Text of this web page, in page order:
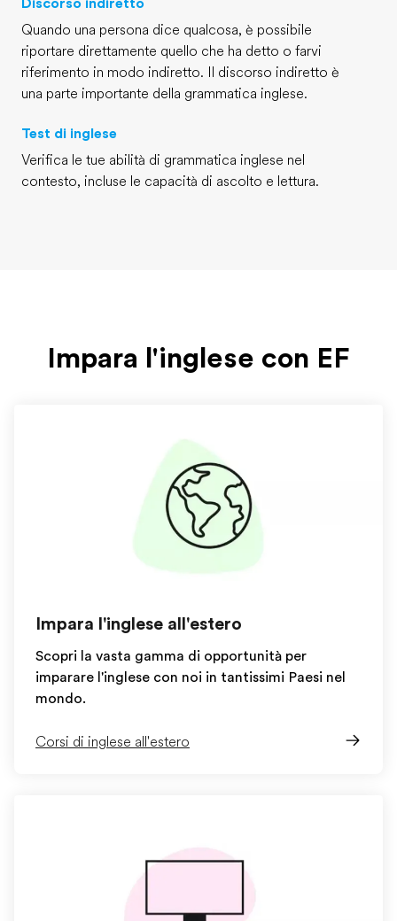
Discorso indiretto
Quando una persona dice qualcosa, è possibile
riportare direttamente quello che ha detto o farvi
riferimento in modo indiretto. Il discorso indiretto è
una parte importante della grammatica inglese.
Test di inglese
Verifica le tue abilità di grammatica inglese nel
contesto, incluse le capacità di ascolto e lettura.
Impara l'inglese con EF
Impara l'inglese all'estero
Scopri la vasta gamma di opportunità per
imparare l'inglese con noi in tantissimi Paesi nel
mondo.
Corsi di inglese all'estero